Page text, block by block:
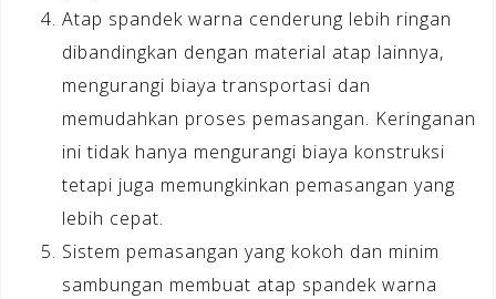
Atap spandek warna cenderung lebih ringan
dibandingkan dengan material atap lainnya,
mengurangi biaya transportasi dan
memudahkan proses pemasangan. Keringanan
ini tidak hanya mengurangi biaya konstruksi
tetapi juga memungkinkan pemasangan yang
lebih cepat.
Sistem pemasangan yang kokoh dan minim
sambungan membuat atap spandek warna